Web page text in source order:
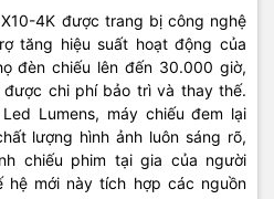
4K được trang bị công nghệ
tăng hiệu suất hoạt động của
đèn chiếu lên đến 30.000 giờ,
chi phí bảo trì và thay thế.
Lumens, máy chiếu đem lại
lượng hình ảnh luôn sáng rõ,
chiếu phim tại gia của người
hệ mới này tích hợp các nguồn